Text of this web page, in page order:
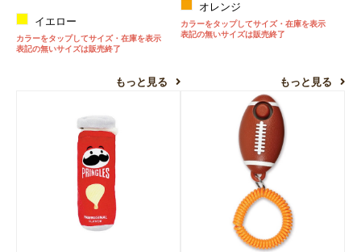
イエロー
カラーをタップしてサイズ・在庫を表示
表記の無いサイズは販売終了
もっと見る
オレンジ
カラーをタップしてサイズ・在庫を表示
表記の無いサイズは販売終了
もっと見る